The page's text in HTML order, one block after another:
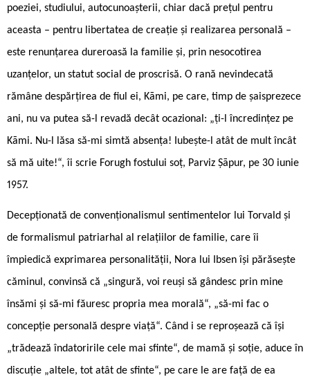
poeziei, studiului, autocunoașterii, chiar dacă prețul pentru
aceasta – pentru libertatea de creație și realizarea personală –
este renunțarea dureroasă la familie și, prin nesocotirea
uzanțelor, un statut social de proscrisă. O rană nevindecată
rămâne despărțirea de fiul ei, Kāmi, pe care, timp de șaisprezece
ani, nu va putea să-l revadă decât ocazional: „ți-l încredințez pe
Kāmi. Nu-l lăsa să-mi simtă absența! Iubește-l atât de mult încât
să mă uite!“, îi scrie Forugh fostului soț, Parviz Șāpur, pe 30 iunie
1957.
Decepţionată de convenţionalismul sentimentelor lui Torvald şi
de formalismul patriarhal al relaţiilor de familie, care îi
împiedică exprimarea personalităţii, Nora lui Ibsen îşi părăseşte
căminul, convinsă că „singură, voi reuşi să gândesc prin mine
însămi şi să-mi făuresc propria mea morală“, „să-mi fac o
concepție personală despre viață“. Când i se reproșează că își
„trădează îndatoririle cele mai sfinte“, de mamă și soție, aduce în
discuție „altele, tot atât de sfinte“, pe care le are față de ea